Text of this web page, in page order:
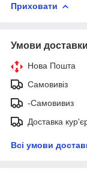
Приховати
Умови доставки
Нова Пошта
Самовивіз
-Самовивиз
Доставка
Всі умови